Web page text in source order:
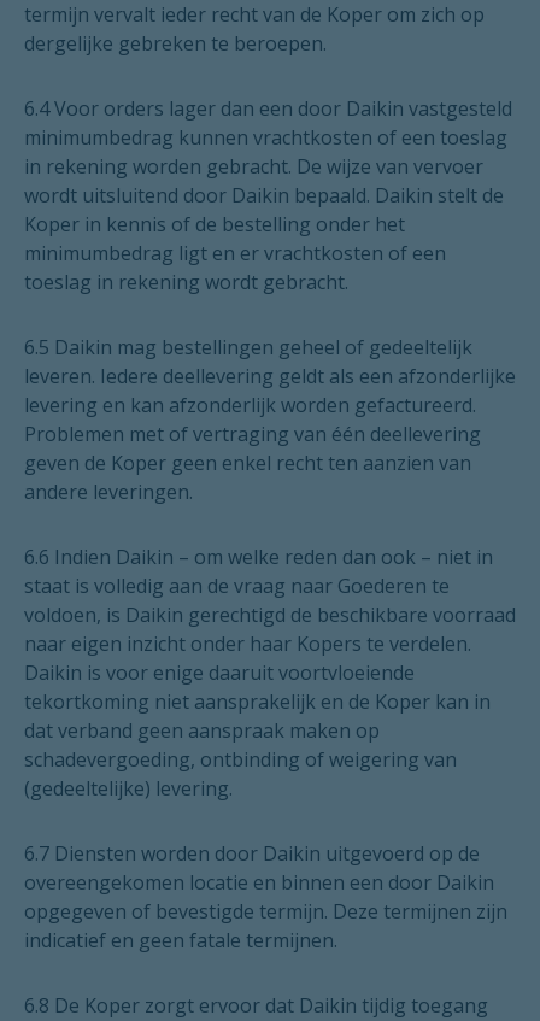
termijn vervalt ieder recht van de Koper om zich op
dergelijke gebreken te beroepen.
6.4 Voor orders lager dan een door Daikin vastgesteld
minimumbedrag kunnen vrachtkosten of een toeslag
in rekening worden gebracht. De wijze van vervoer
wordt uitsluitend door Daikin bepaald. Daikin stelt de
Koper in kennis of de bestelling onder het
minimumbedrag ligt en er vrachtkosten of een
toeslag in rekening wordt gebracht.
6.5 Daikin mag bestellingen geheel of gedeeltelijk
leveren. Iedere deellevering geldt als een afzonderlijke
levering en kan afzonderlijk worden gefactureerd.
Problemen met of vertraging van één deellevering
geven de Koper geen enkel recht ten aanzien van
andere leveringen.
6.6 Indien Daikin – om welke reden dan ook – niet in
staat is volledig aan de vraag naar Goederen te
voldoen, is Daikin gerechtigd de beschikbare voorraad
naar eigen inzicht onder haar Kopers te verdelen.
Daikin is voor enige daaruit voortvloeiende
tekortkoming niet aansprakelijk en de Koper kan in
dat verband geen aanspraak maken op
schadevergoeding, ontbinding of weigering van
(gedeeltelijke) levering.
6.7 Diensten worden door Daikin uitgevoerd op de
overeengekomen locatie en binnen een door Daikin
opgegeven of bevestigde termijn. Deze termijnen zijn
indicatief en geen fatale termijnen.
6.8 De Koper zorgt ervoor dat Daikin tijdig toegang